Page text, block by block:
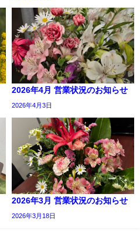
2026年4月 営業状況のお知らせ
2026年4月3日
2026年3月 営業状況のお知らせ
2026年3月18日